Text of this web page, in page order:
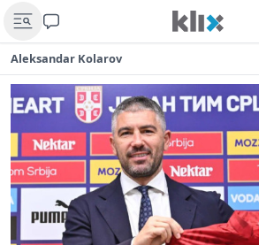
Aleksandar Kolarov